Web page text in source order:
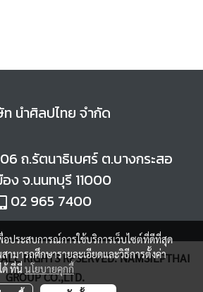
นำศิลปไทย จำกัด
ถ.รัตนาธิเบศร์ ต.บางกระสอ
อง จ.นนทบุรี 11000
02 965 7400
RIGHTS RESERVED. NAMSILPTHAI
GROUP CO.,LTD.
อประสบการณ์การใช้บริการเว็บไซต์ที่ดีที่สุด
มารถศึกษารายละเอียดและวิธีการตั้งค่า
ด้ ที่นี่นโยบายคุกกี้